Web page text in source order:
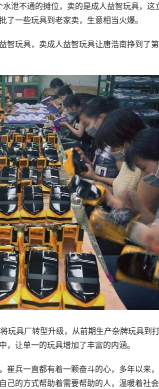
泄不通的摊位，卖的是成人益智玩具，这
一些玩具到老家卖，生意相当火爆。
智玩具，卖成人益智玩具让唐浩南挣到了
玩具厂转型升级，从前期生产杂牌玩具到
让单一的玩具增加了丰富的内涵。
崔兵一直都有着一颗奋斗的心，多年以来
己的方式帮助着需要帮助的人，温暖着社